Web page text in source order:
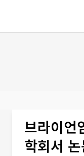
브라이언
학회서